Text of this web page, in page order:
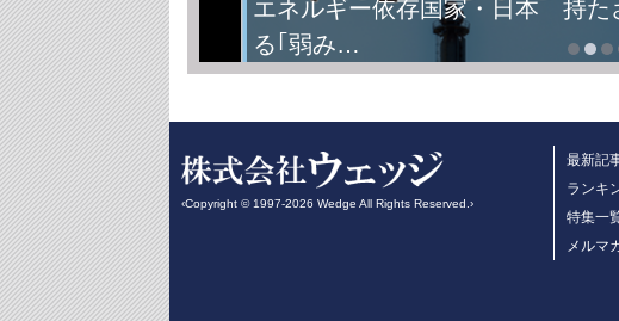
エネルギー依存国家・日本 持た
る｢弱み…
‹Copyright © 1997-2026 Wedge All Rights Reserved.›
最新記
ランキ
特集一
メルマ